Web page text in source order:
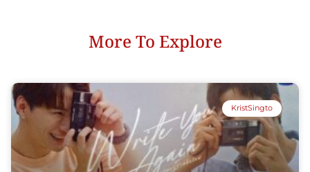
More To Explore
KristSingto